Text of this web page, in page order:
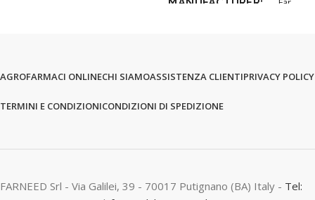
AGROFARMACI ONLINECHI SIAMOASSISTENZA CLIENTIPRIVACY POLICY
TERMINI E CONDIZIONICONDIZIONI DI SPEDIZIONE
FARNEED Srl - Via Galilei, 39 - 70017 Putignano (BA) Italy - Tel: